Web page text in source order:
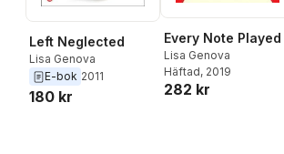
Left Neglected
Lisa Genova
E-bok 2011
180 kr
Every Note Played
Lisa Genova
Häftad, 2019
282 kr